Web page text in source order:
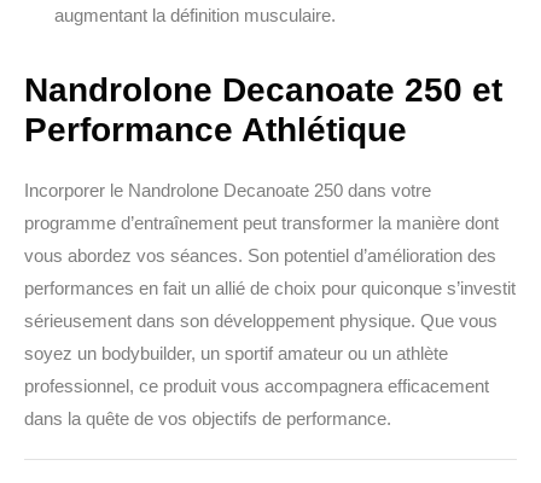
augmentant la définition musculaire.
Nandrolone Decanoate 250 et
Performance Athlétique
Incorporer le Nandrolone Decanoate 250 dans votre
programme d’entraînement peut transformer la manière dont
vous abordez vos séances. Son potentiel d’amélioration des
performances en fait un allié de choix pour quiconque s’investit
sérieusement dans son développement physique. Que vous
soyez un bodybuilder, un sportif amateur ou un athlète
professionnel, ce produit vous accompagnera efficacement
dans la quête de vos objectifs de performance.